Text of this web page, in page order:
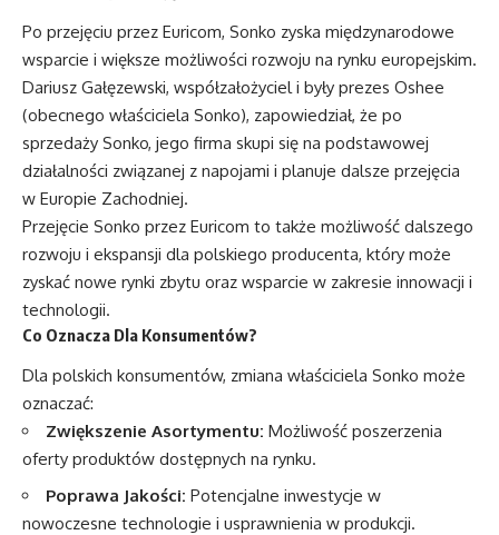
Po przejęciu przez Euricom, Sonko zyska międzynarodowe
wsparcie i większe możliwości rozwoju na rynku europejskim.
Dariusz Gałęzewski, współzałożyciel i były prezes Oshee
(obecnego właściciela Sonko), zapowiedział, że po
sprzedaży Sonko, jego firma skupi się na podstawowej
działalności związanej z napojami i planuje dalsze przejęcia
w Europie Zachodniej.
Przejęcie Sonko przez Euricom to także możliwość dalszego
rozwoju i ekspansji dla polskiego producenta, który może
zyskać nowe rynki zbytu oraz wsparcie w zakresie innowacji i
technologii.
Co Oznacza Dla Konsumentów?
Dla polskich konsumentów, zmiana właściciela Sonko może
oznaczać:
Zwiększenie Asortymentu: Możliwość poszerzenia
oferty produktów dostępnych na rynku.
Poprawa Jakości: Potencjalne inwestycje w
nowoczesne technologie i usprawnienia w produkcji.